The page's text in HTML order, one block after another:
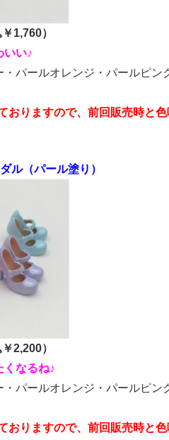
1,760）
いい♪
パールオレンジ・パールピ
おりますので、前回販売時と色
ル（パール塗り）
2,200）
くなるね♪
パールオレンジ・パールピ
おりますので、前回販売時と色